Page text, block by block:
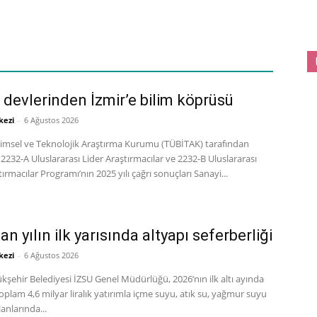
devlerinden İzmir’e bilim köprüsü
- 6 Ağustos 2026
ve Teknolojik Araştırma Kurumu (TÜBİTAK) tarafından
A Uluslararası Lider Araştırmacılar ve 2232-B Uluslararası
Programı’nın 2025 yılı çağrı sonuçları Sanayi...
yılın ilk yarısında altyapı seferberliği
- 6 Ağustos 2026
Belediyesi İZSU Genel Müdürlüğü, 2026’nın ilk altı ayında
4,6 milyar liralık yatırımla içme suyu, atık su, yağmur suyu